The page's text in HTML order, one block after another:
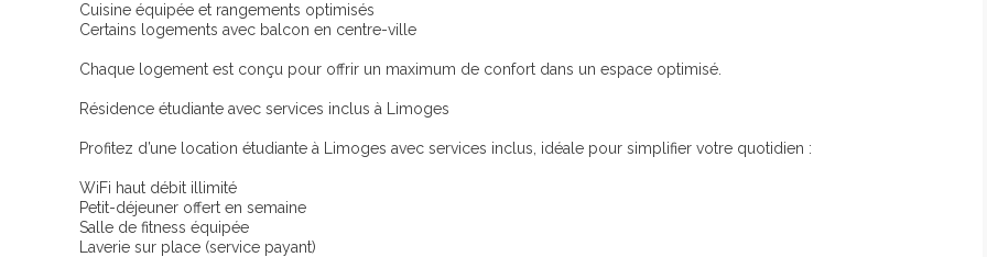
Cuisine équipée et rangements optimisés
Certains logements avec balcon en centre-ville
Chaque logement est conçu pour offrir un maximum de confort dans un espace optimisé.
Résidence étudiante avec services inclus à Limoges
Profitez d’une location étudiante à Limoges avec services inclus, idéale pour simplifier votre quotidien :
WiFi haut débit illimité
Petit-déjeuner offert en semaine
Salle de fitness équipée
Laverie sur place (service payant)